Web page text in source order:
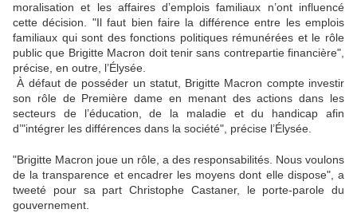
moralisation et les affaires d’emplois familiaux n’ont influencé
cette décision. "Il faut bien faire la différence entre les emplois
familiaux qui sont des fonctions politiques rémunérées et le rôle
public que Brigitte Macron doit tenir sans contrepartie financière",
précise, en outre, l’Élysée.
À défaut de posséder un statut, Brigitte Macron compte investir
son rôle de Première dame en menant des actions dans les
secteurs de l’éducation, de la maladie et du handicap afin
d’"intégrer les différences dans la société", précise l’Élysée.
"Brigitte Macron joue un rôle, a des responsabilités. Nous voulons
de la transparence et encadrer les moyens dont elle dispose", a
tweeté pour sa part Christophe Castaner, le porte-parole du
gouvernement.